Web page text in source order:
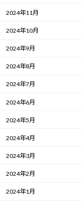
2024年11月
2024年10月
2024年9月
2024年8月
2024年7月
2024年6月
2024年5月
2024年4月
2024年3月
2024年2月
2024年1月